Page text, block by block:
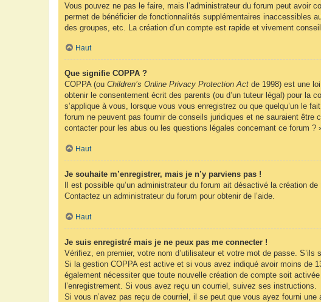
Vous pouvez ne pas le faire, mais l’administrateur du forum peut avoir
permet de bénéficier de fonctionnalités supplémentaires inaccessibles
des groupes, etc. La création d’un compte est rapide et vivement
Haut
Que signifie COPPA ?
COPPA (ou Children’s Online Privacy Protection Act de 1998) est une
obtenir le consentement écrit des parents (ou d’un tuteur légal) pour la
s’applique à vous, lorsque vous vous enregistrez ou que quelqu’un le
forum ne peuvent pas fournir de conseils juridiques et ne sauraient
contacter pour les abus ou les questions légales concernant ce forum ?
Haut
Je souhaite m’enregistrer, mais je n’y parviens pas !
Il est possible qu’un administrateur du forum ait désactivé la création
Contactez un administrateur du forum pour obtenir de l’aide.
Haut
Je suis enregistré mais je ne peux pas me connecter !
Vérifiez, en premier, votre nom d’utilisateur et votre mot de passe.
Si la gestion COPPA est active et si vous avez indiqué avoir moins de
également nécessiter que toute nouvelle création de compte soit
l’enregistrement. Si vous avez reçu un courriel, suivez ses instructions.
Si vous n’avez pas reçu de courriel, il se peut que vous ayez fourni